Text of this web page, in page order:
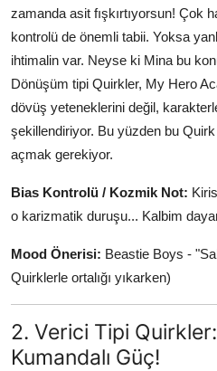
zamanda asit fışkırtıyorsun! Çok
kontrolü de önemli tabii. Yoksa
ihtimalin var. Neyse ki Mina bu
Dönüşüm tipi Quirkler, My Hero
dövüş yeteneklerini değil,
şekillendiriyor. Bu yüzden bu
açmak gerekiyor.
Bias Kontrolü / Kozmik Not:
o karizmatik duruşu... Kalbim
Mood Önerisi: Beastie Boys -
Quirklerle ortalığı yıkarken)
2. Verici Tipi
Kumandalı Güç!